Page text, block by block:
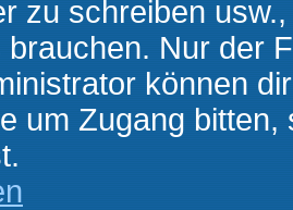
zu schreiben
brauchen. Nur der
können
um Zugang